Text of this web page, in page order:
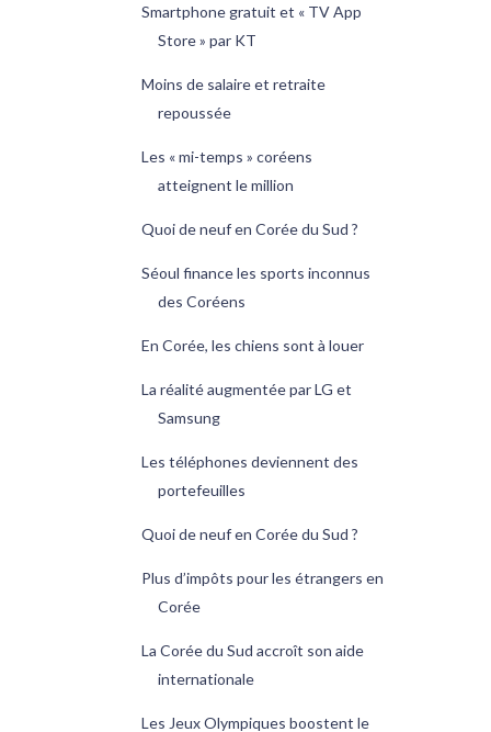
Smartphone gratuit et « TV App
Store » par KT
Moins de salaire et retraite
repoussée
Les « mi-temps » coréens
atteignent le million
Quoi de neuf en Corée du Sud ?
Séoul finance les sports inconnus
des Coréens
En Corée, les chiens sont à louer
La réalité augmentée par LG et
Samsung
Les téléphones deviennent des
portefeuilles
Quoi de neuf en Corée du Sud ?
Plus d’impôts pour les étrangers en
Corée
La Corée du Sud accroît son aide
internationale
Les Jeux Olympiques boostent le